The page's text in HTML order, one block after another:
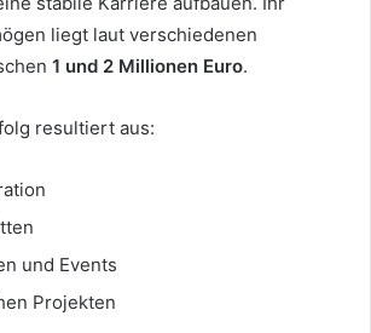
liegt laut verschiedenen
1 und 2 Millionen Euro.
resultiert aus:
und Events
Projekten